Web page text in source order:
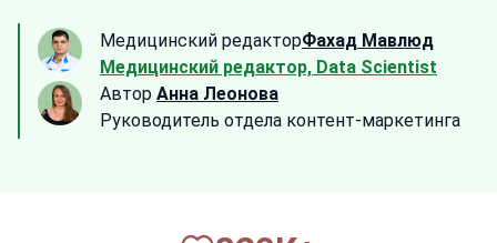
Медицинский редакторФахад Мавлюд
Медицинский редактор, Data Scientist
Автор Анна Леонова
Руководитель отдела контент-маркетинга